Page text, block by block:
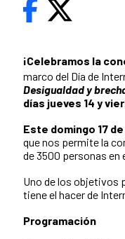
¡Celebramos la
marco del Día de
Desigualdad y
días jueves 14 y
Este domingo 17
que nos permite la
de 3500 personas en
Uno de los objetivos
tiene el hacer de
Programación